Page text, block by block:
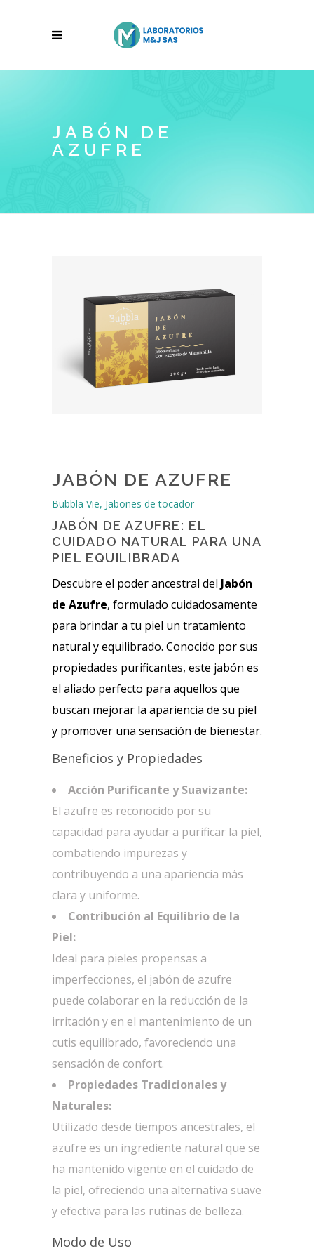
JABÓN DE
AZUFRE
JABÓN DE AZUFRE
Bubbla Vie, Jabones de tocador
JABÓN DE AZUFRE: EL
CUIDADO NATURAL PARA UNA
PIEL EQUILIBRADA
Descubre el poder ancestral del Jabón
de Azufre, formulado cuidadosamente
para brindar a tu piel un tratamiento
natural y equilibrado. Conocido por sus
propiedades purificantes, este jabón es
el aliado perfecto para aquellos que
buscan mejorar la apariencia de su piel
y promover una sensación de bienestar.
Beneficios y Propiedades
Acción Purificante y Suavizante:
El azufre es reconocido por su
capacidad para ayudar a purificar la piel,
combatiendo impurezas y
contribuyendo a una apariencia más
clara y uniforme.
Contribución al Equilibrio de la
Piel:
Ideal para pieles propensas a
imperfecciones, el jabón de azufre
puede colaborar en la reducción de la
irritación y en el mantenimiento de un
cutis equilibrado, favoreciendo una
sensación de confort.
Propiedades Tradicionales y
Naturales:
Utilizado desde tiempos ancestrales, el
azufre es un ingrediente natural que se
ha mantenido vigente en el cuidado de
la piel, ofreciendo una alternativa suave
y efectiva para las rutinas de belleza.
Modo de Uso